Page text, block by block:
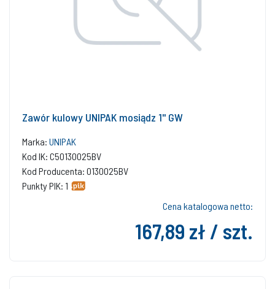
Zawór kulowy UNIPAK mosiądz 1'' GW
Marka: UNIPAK
Kod IK: C50130025BV
Kod Producenta: 0130025BV
Punkty PIK: 1
Cena katalogowa netto:
167,89 zł / szt.